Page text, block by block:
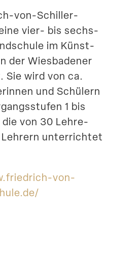
Suche
von-Schiller-
vier- bis sechs­
im Künst­
der Wiesba­dener
Sie wird von ca.
und Schülern
1 bis
von 30 Lehre­
Lehrern unter­richtet
von​-